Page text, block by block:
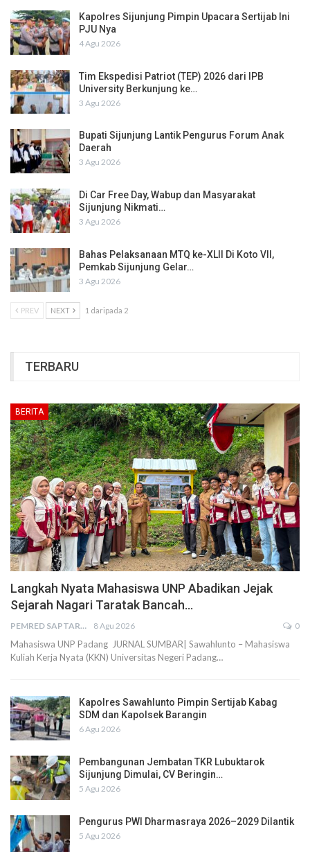
Kapolres Sijunjung Pimpin Upacara Sertijab Ini
PJU Nya
4 Agu 2026
Tim Ekspedisi Patriot (TEP) 2026 dari IPB
University Berkunjung ke…
3 Agu 2026
Bupati Sijunjung Lantik Pengurus Forum Anak
Daerah
3 Agu 2026
Di Car Free Day, Wabup dan Masyarakat
Sijunjung Nikmati…
3 Agu 2026
Bahas Pelaksanaan MTQ ke-XLII Di Koto VII,
Pemkab Sijunjung Gelar…
3 Agu 2026
PREV NEXT 1 daripada 2
TERBARU
BERITA
Langkah Nyata Mahasiswa UNP Abadikan Jejak
Sejarah Nagari Taratak Bancah…
PEMRED SAPTARIUS 8 Agu 2026 0
Mahasiswa UNP Padang JURNAL SUMBAR| Sawahlunto – Mahasiswa
Kuliah Kerja Nyata (KKN) Universitas Negeri Padang…
Kapolres Sawahlunto Pimpin Sertijab Kabag
SDM dan Kapolsek Barangin
6 Agu 2026
Pembangunan Jembatan TKR Lubuktarok
Sijunjung Dimulai, CV Beringin…
5 Agu 2026
Pengurus PWI Dharmasraya 2026–2029 Dilantik
5 Agu 2026